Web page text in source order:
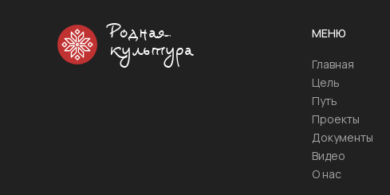
Родная
культура
МЕНЮ
Главная
Цель
Путь
Проекты
Документы
Видео
О нас